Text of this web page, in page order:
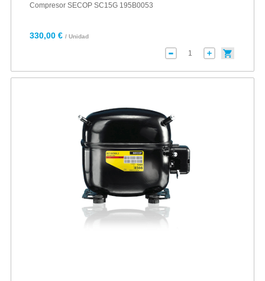
Compresor SECOP SC15G 195B0053
330,00 € / Unidad